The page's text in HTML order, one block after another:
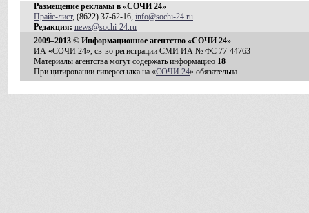
Размещение рекламы в «СОЧИ 24»
Прайс-лист, (8622) 37-62-16, info@sochi-24.ru
Редакция: news@sochi-24.ru
2009–2013 © Информационное агентство «СОЧИ 24»
ИА «СОЧИ 24», св-во регистрации СМИ ИА № ФС 77-44763
Материалы агентства могут содержать информацию 18+
При цитировании гиперссылка на «СОЧИ 24» обязательна.